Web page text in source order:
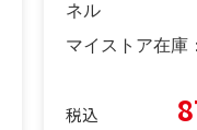
ネル
マイストア在庫：
税込